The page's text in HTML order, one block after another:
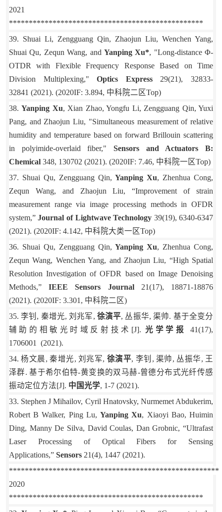
2021
*************************************************
39. Shuai Li, Zengguang Qin, Zhaojun Liu, Wenchen Yang,
Shuai Qu, Zequn Wang, and Yanping Xu*, "Long-distance Φ-
OTDR with Flexible Frequency Response Based on Time
Division Multiplexing,"Optics Express 29(21), 32833-
32841 (2021). (2020IF: 3.894, 中科院二区Top)
38.Yanping Xu, Xian Zhao, Yongfu Li, Zengguang Qin, Yuxi
Pang, and Zhaojun Liu, "Simultaneous measurement of relative
humidity and temperature based on forward Brillouin scattering
in polyimide-overlaid fiber," Sensors and Actuators B:
Chemical 348, 130702 (2021). (2020IF: 7.46, 中科院一区Top)
37. Shuai Qu, Zengguang Qin,Yanping Xu, Zhenhua Cong,
Zequn Wang, and Zhaojun Liu, “Improvement of strain
measurement range via image processing methods in OFDR
system,”Journal of Lightwave Technology 39(19), 6340-6347
(2021). (2020IF: 4.142, 中科院大类一区Top)
36. Shuai Qu, Zengguang Qin,Yanping Xu, Zhenhua Cong,
Zequn Wang, Wenchen Yang, and Zhaojun Liu, “High Spatial
Resolution Investigation of OFDR based on Image Denoising
Methods,”IEEE Sensors Journal 21(17), 18871-18876
(2021). (2020IF: 3.301, 中科院二区)
35.李钊 , 秦增光,刘兆军, 徐演平, 丛振华,渠帅. 基于全变分
辅助的相敏光时域反射技术 [J].光学学报
41(17),
1706001 (2021).
34.杨文晨,秦增光, 刘兆军, 徐演平, 李钊 , 渠帅, 丛振华, 王
泽群.基于希尔伯特-黄变换的双马赫-曾德分布式光纤传感
振动定位方法[J]. 中国光学, 1-7 (2021).
33. Stephen J Mihailov, Cyril Hnatovsky, Nurmemet Abdukerim,
Robert B Walker, Ping Lu,Yanping Xu, Xiaoyi Bao, Huimin
Ding, Manny De Silva, David Coulas, Dan Grobnic, “Ultrafast
Laser Processing of Optical Fibers for Sensing
Applications,” Sensors21(4), 1447 (2021).
2020
*************************************************